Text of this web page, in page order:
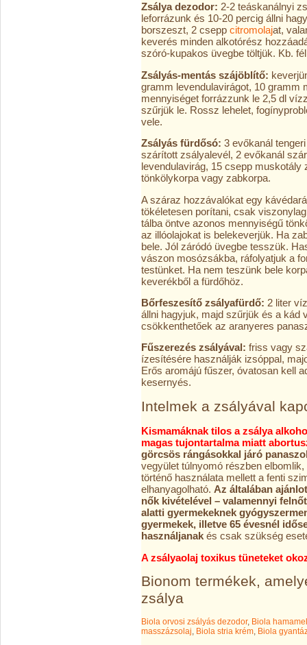
Zsálya dezodor: 2-2 teáskanálnyi
leforrázunk és 10-20 percig állni
borszeszt, 2 csepp citromolajat,
keverés minden alkotórész
szóró-kupakos üvegbe töltjük. Kb.
Zsályás-mentás szájöblítő:
gramm levendulavirágot, 10 gramm
mennyiséget forrázzunk le 2,5 dl
szűrjük le. Rossz lehelet,
vele.
Zsályás fürdősó: 3 evőkanál
szárított zsályalevél, 2 evőkanál
levendulavirág, 15 csepp muskotály
tönkölykorpa vagy zabkorpa.
A száraz hozzávalókat egy
tökéletesen porítani, csak
tálba öntve azonos mennyiségű
az illóolajokat is belekeverjük. Ha
bele. Jól záródó üvegbe tesszük.
vászon mosózsákba, ráfolyatjuk a
testünket. Ha nem teszünk bele
keverékből a fürdőhöz.
Bőrfeszesítő zsályafürdő: 2 liter
állni hagyjuk, majd szűrjük és a kád
csökkenthetőek az aranyeres
Fűszerezés zsályával: friss vagy
ízesítésére használják izsóppal,
Erős aromájú fűszer, óvatosan kell
kesernyés.
Intelmek a zsályával
Kismamáknak tilos a zsálya
magas tujontartalma miatt
görcsös rángásokkal járó
vegyület túlnyomó részben
történő használata mellett a fenti
elhanyagolható. Az általában
nők kivételével – valamennyi
alatti gyermekeknek
gyermekek, illetve 65 évesnél
használjanak és csak szükség
A zsályaolaj toxikus tüneteket
Bionom termékek,
zsálya
Biola orvosi zsályás dezodor, Biola
masszázsolaj, Biola stria krém, Biola